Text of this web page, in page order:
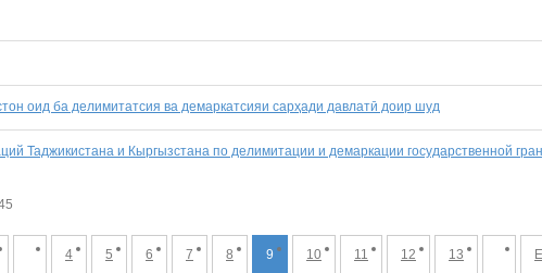
оид ба делимитатсия ва демаркатсияи сарҳади давлатӣ доир шуд
Таджикистана и Кыргызстана по делимитации и демаркации государственной
4 5 6 7 8 9 10 11 12 13